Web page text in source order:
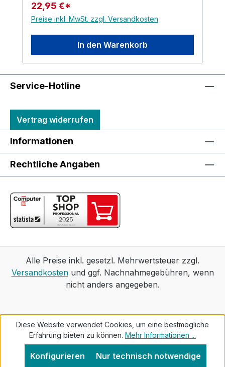
22,95 €*
Preise inkl. MwSt. zzgl. Versandkosten
In den Warenkorb
Service-Hotline
Vertrag widerrufen
Informationen
Rechtliche Angaben
Alle Preise inkl. gesetzl. Mehrwertsteuer zzgl.
Versandkostenund ggf. Nachnahmegebühren, wenn
nicht anders angegeben.
Diese Website verwendet Cookies, um eine bestmögliche
Erfahrung bieten zu können. Mehr Informationen ...
Nur technisch notwendige
Konfigurieren